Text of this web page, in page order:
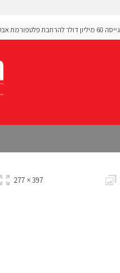
OLIGO Security גייסה 60 מיליון דולר להרחבת פלטפורמת אבטחת
397 × 277